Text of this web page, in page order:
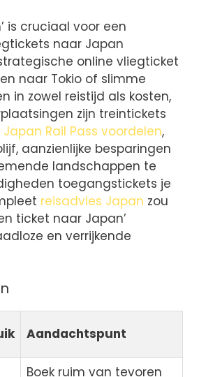
is cruciaal voor een
naar Japan
online vliegticket
naar Tokio of slimme
in zowel reistijd als kosten,
zijn treintickets
Japan Rail Pass voordelen,
aanzienlijke besparingen
landschappen te
toegangstickets je
reisadvies Japan zou
ticket naar Japan’
en verrijkende
Aandachtspunt
Boek ruim van tevoren